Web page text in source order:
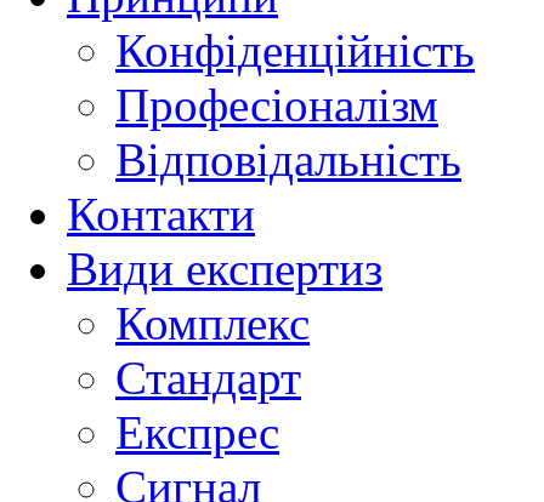
Конфіденційність
Професіоналізм
Відповідальність
Контакти
Види експертиз
Комплекс
Стандарт
Експрес
Сигнал